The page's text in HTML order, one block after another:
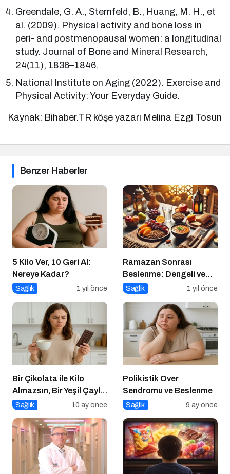
Greendale, G. A., Sternfeld, B., Huang, M. H., et
al. (2009). Physical activity and bone loss in
peri- and postmenopausal women: a longitudinal
study. Journal of Bone and Mineral Research,
24(11), 1836–1846.
National Institute on Aging (2022). Exercise and
Physical Activity: Your Everyday Guide.
Kaynak: Bihaber.TR köşe yazarı Melina Ezgi Tosun
Benzer Haberler
5 Kilo Ver, 10 Geri Al:
Nereye Kadar?
Sağlık 1 yıl önce
Ramazan Sonrası
Beslenme: Dengeli ve
Sağlıklı Bir Geçiş İçin
Sağlık 1 yıl önce
Bir Çikolata ile Kilo
Almazsın, Bir Yeşil Çayla
da Zayıflamazsın
Sağlık 10 ay önce
Polikistik Over
Sendromu ve Beslenme
Sağlık 9 ay önce